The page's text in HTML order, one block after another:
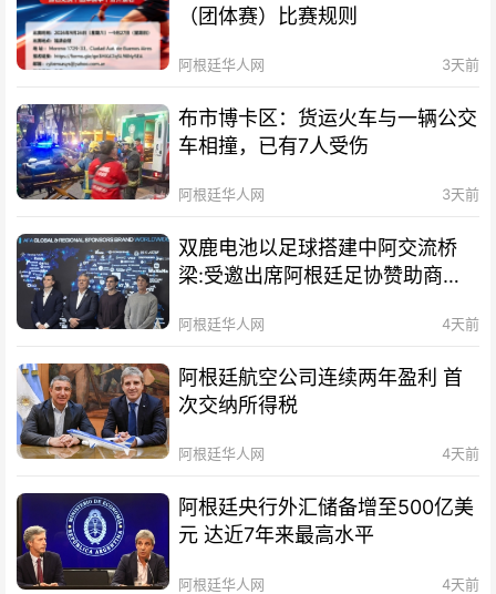
（团体赛）比赛规则
阿根廷华人网 3天前
布市博卡区：货运火车与一辆公交
车相撞，已有7人受伤
阿根廷华人网 3天前
双鹿电池以足球搭建中阿交流桥
梁:受邀出席阿根廷足协赞助商招
阿根廷华人网 4天前
阿根廷航空公司连续两年盈利 首
次交纳所得税
阿根廷华人网 4天前
阿根廷央行外汇储备增至500亿美
元 达近7年来最高水平
阿根廷华人网 4天前